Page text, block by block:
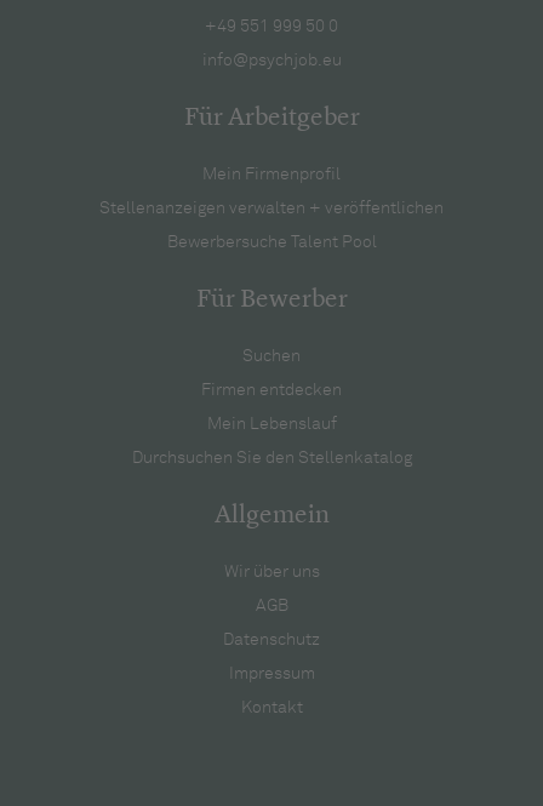
+49 551 999 50 0
info@psychjob.eu
Für Arbeitgeber
Mein Firmenprofil
Stellenanzeigen verwalten + veröffentlichen
Bewerbersuche Talent Pool
Für Bewerber
Suchen
Firmen entdecken
Mein Lebenslauf
Durchsuchen Sie den Stellenkatalog
Allgemein
Wir über uns
AGB
Datenschutz
Impressum
Kontakt